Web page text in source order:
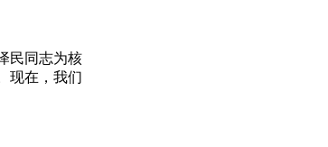
民同志为核
现在，我们